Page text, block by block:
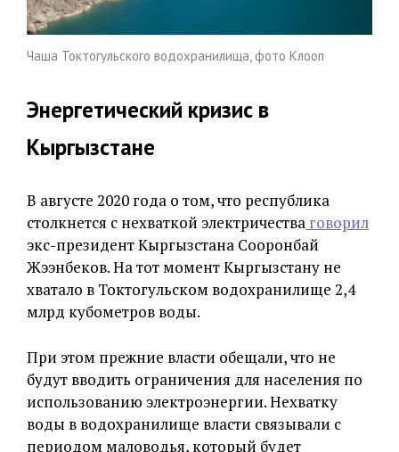
Чаша Токтогульского водохранилища, фото Клооп
Энергетический кризис в
Кыргызстане
В августе 2020 года о том, что республика
столкнется с нехваткой электричества говорил
экс-президент Кыргызстана Сооронбай
Жээнбеков. На тот момент Кыргызстану не
хватало в Токтогульском водохранилище 2,4
млрд кубометров воды.
При этом прежние власти обещали, что не
будут вводить ограничения для населения по
использованию электроэнергии. Нехватку
воды в водохранилище власти связывали с
периодом маловодья, который будет